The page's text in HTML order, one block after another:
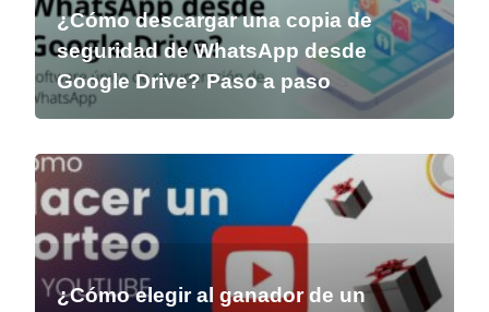
¿Cómo descargar una copia de
seguridad de WhatsApp desde
Google Drive? Paso a paso
¿Cómo elegir al ganador de un